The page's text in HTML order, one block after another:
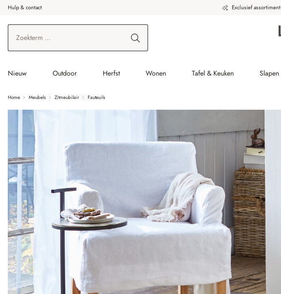
de hoofdinhoud
Ga naar zoeken
Ga naar de hoofdnavigatie
Hulp & contact Exclusief assortiment
Nieuw Outdoor Herfst Wonen Tafel & Keuken Slapen
Home Meubels Zitmeubilair Fauteuils